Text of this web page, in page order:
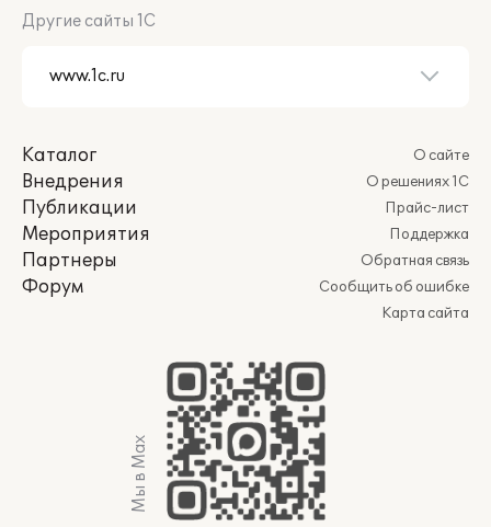
Другие сайты 1С
Каталог
Внедрения
Публикации
Мероприятия
Партнеры
Форум
О сайте
О решениях 1С
Прайс-лист
Поддержка
Обратная связь
Сообщить об ошибке
Карта сайта
Мы в Max